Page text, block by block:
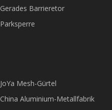
Gerades Barrieretor
Parksperre
JoYa Mesh-Gürtel
China Aluminium-Metallfabrik